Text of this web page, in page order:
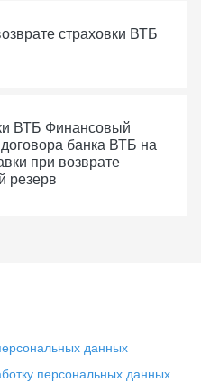
страховки ВТБ
ВТБ Финансовый
банка ВТБ на
при возврате
резерв
данных
персональных данных